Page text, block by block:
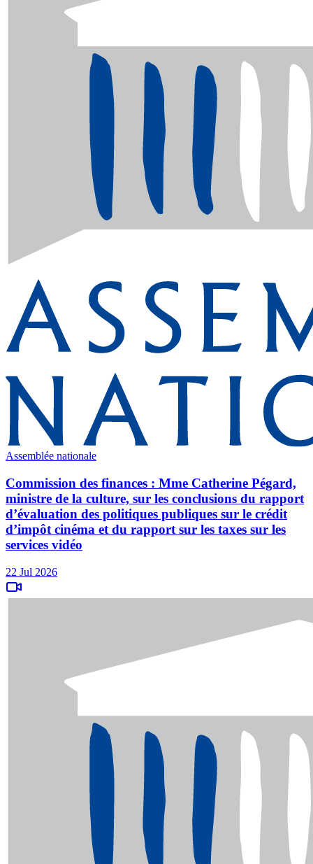
Assemblée nationale
Commission des finances : Mme Catherine Pégard,
ministre de la culture, sur les conclusions du rapport
d’évaluation des politiques publiques sur le crédit
d’impôt cinéma et du rapport sur les taxes sur les
services vidéo
22 Jul 2026